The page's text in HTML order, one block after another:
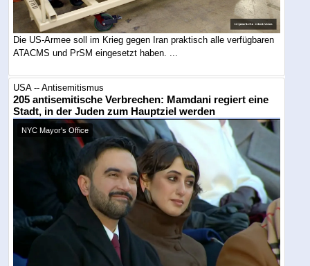
Die US-Armee soll im Krieg gegen Iran praktisch alle verfügbaren
ATACMS und PrSM eingesetzt haben. ...
USA -- Antisemitismus
205 antisemitische Verbrechen: Mamdani regiert eine
Stadt, in der Juden zum Hauptziel werden
NYC Mayor's Office